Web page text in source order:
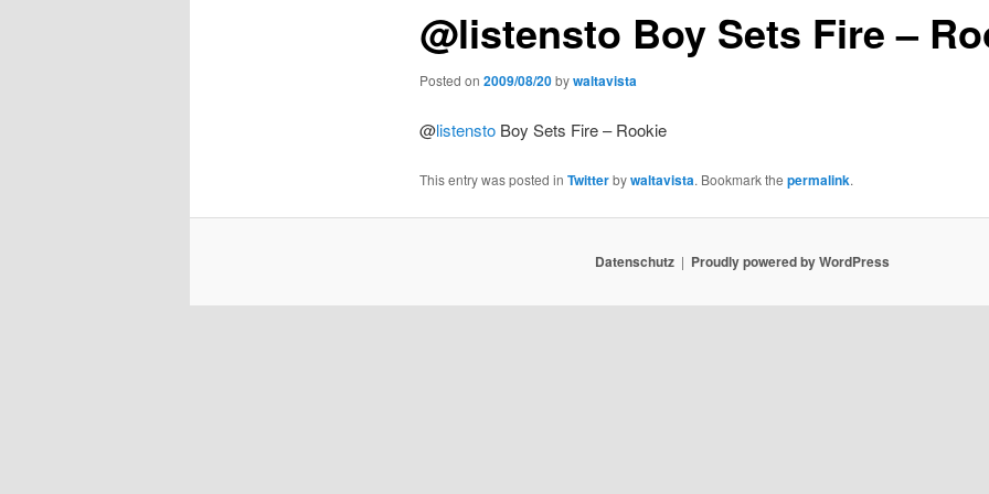
@listensto Boy Sets Fire –
Posted on 2009/08/20bywaltavista
@listenstoBoy Sets Fire – Rookie
This entry was posted in Twitterbywaltavista. Bookmark the permalink.
Datenschutz Proudly powered by WordPress